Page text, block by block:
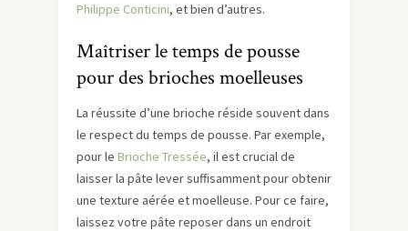
Philippe Conticini, et bien d’autres.
Maîtriser le temps de pousse
pour des brioches moelleuses
La réussite d’une brioche réside souvent dans
le respect du temps de pousse. Par exemple,
pour le Brioche Tressée, il est crucial de
laisser la pâte lever suffisamment pour obtenir
une texture aérée et moelleuse. Pour ce faire,
laissez votre pâte reposer dans un endroit